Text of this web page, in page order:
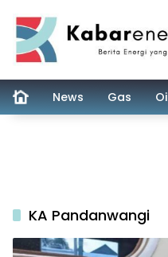
content
News Gas
KA Pandanwangi